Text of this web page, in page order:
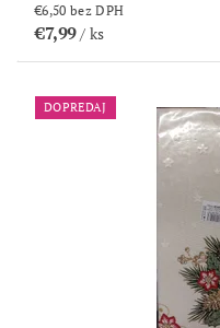
€6,50 bez DPH
€7,99/ ks
DOPREDAJ